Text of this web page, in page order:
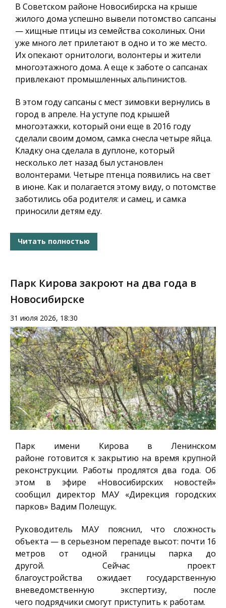
В Советском районе Новосибирска на крыше
жилого дома успешно вывели потомство сапсаны
— хищные птицы из семейства соколиных. Они
уже много лет прилетают в одно и то же место.
Их опекают орнитологи, волонтеры и жители
многоэтажного дома. А еще к заботе о сапсанах
привлекают промышленных альпинистов.
В этом году сапсаны с мест зимовки вернулись в
город в апреле. На уступе под крышей
многоэтажки, который они еще в 2016 году
сделали своим домом, самка снесла четыре яйца.
Кладку она сделала в дуплоне, который
несколько лет назад был установлен
волонтерами. Четыре птенца появились на свет
в июне. Как и полагается этому виду, о потомстве
заботились оба родителя: и самец, и самка
приносили детям еду.
Читать полностью
Парк Кирова закроют на два года в
Новосибирске
31 июля 2026, 18:30
Парк имени Кирова в Ленинском
районе готовится к закрытию на время крупной
реконструкции. Работы продлятся два года. Об
этом в эфире «Новосибирских новостей»
сообщил директор МАУ «Дирекция городских
парков» Вадим Полещук.
Руководитель МАУ пояснил, что сложность
объекта — в серьезном перепаде высот: почти 16
метров от одной границы парка до
другой. Сейчас проект
благоустройства ожидает государственную
вневедомственную экспертизу, после
чего подрядчики смогут приступить к работам.